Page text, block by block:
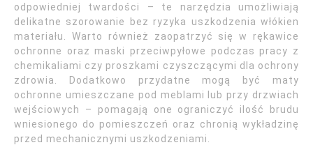
odpowiedniej twardości – te narzędzia umożliwiają
delikatne szorowanie bez ryzyka uszkodzenia włókien
materiału. Warto również zaopatrzyć się w rękawice
ochronne oraz maski przeciwpyłowe podczas pracy z
chemikaliami czy proszkami czyszczącymi dla ochrony
zdrowia. Dodatkowo przydatne mogą być maty
ochronne umieszczane pod meblami lub przy drzwiach
wejściowych – pomagają one ograniczyć ilość brudu
wniesionego do pomieszczeń oraz chronią wykładzinę
przed mechanicznymi uszkodzeniami.